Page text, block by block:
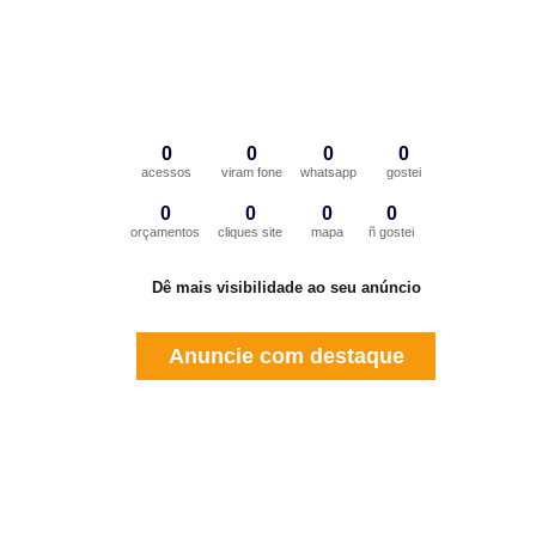
0
acessos
0
viram fone
0
whatsapp
0
gostei
0
orçamentos
0
cliques site
0
mapa
0
ñ gostei
Dê mais visibilidade ao seu anúncio
Anuncie com destaque